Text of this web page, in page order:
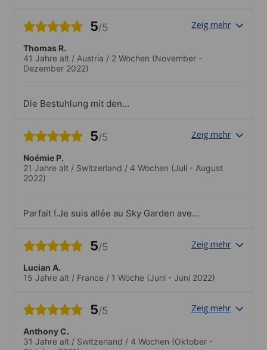
5/5 Zeig mehr
Thomas R.
41 Jahre alt / Austria / 2 Wochen (November -
Dezember 2022)
Die Bestuhlung mit den
5/5 Zeig mehr
Noémie P.
21 Jahre alt / Switzerland / 4 Wochen (Juli - August
2022)
Parfait !.Je suis allée au Sky Garden avec
j'avais pu aller voir des Musicals avec
ainsi), j'avais fait une après-midi de
football et une visite guidée de Notting
5/5 Zeig mehr
Lucian A.
15 Jahre alt / France / 1 Woche (Juni - Juni 2022)
5/5 Zeig mehr
Anthony C.
31 Jahre alt / Switzerland / 4 Wochen (Oktober -